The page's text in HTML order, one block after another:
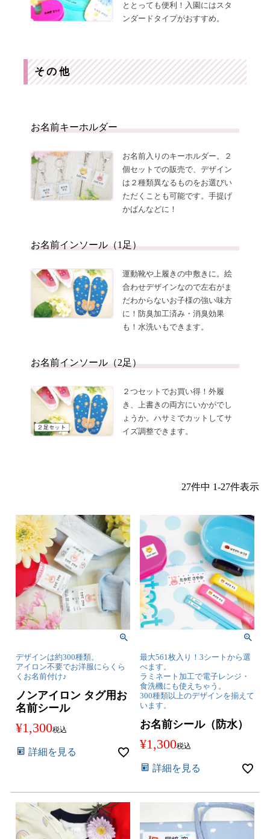
ととっても便利！入園にはスタ
ンダードタイプがおすすめ。
その他
お名前キーホルダー
お名前入りのキーホルダー。２
個セットでの販売で、デザイン
は２種類異なるものをお選びい
ただくことも可能です。手提げ
かばんなどに！
お名前インソール（1足）
運動靴や上履きの中敷きに。絵
合わせデザインなので左右がま
だわからないお子様の強い味方
に！防臭加工済み・消臭効果
も！水洗いもできます。
お名前インソール（2足）
２つセットでお買い得！外履
き、上書きの両方にいかがでし
ょうか。ハサミでカットしてサ
イズ調整できます。
27件中 1-27件表示
デザインは約300種類。
アイロン不要でお洋服にらくら
くお名前付け♪
ノンアイロン タグ用お
名前シール
¥1,300税込
詳細を見る
最大561枚入り！3シートから選
べます。
ラミネート加工で電子レンジ・
食洗機にも使えちゃう。
300種類以上のデザインを揃えて
います。
お名前シール（防水）
¥1,300税込
詳細を見る